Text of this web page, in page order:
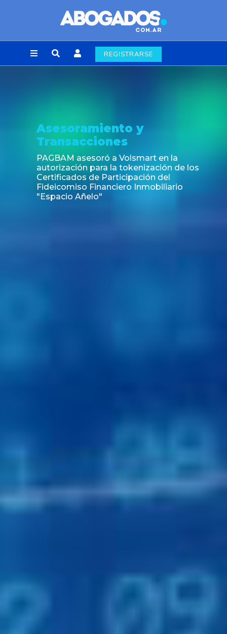
REGISTRARSE
Asesoramiento y
Transacciones
PAGBAM asesoró a Volsmart en la
autorización para la tokenización de los
Certificados de Participación del
Fideicomiso Financiero Inmobiliario
"Espacio Añelo"